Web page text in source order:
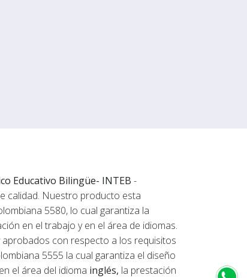
Educativo Bilingüe- INTEB -
calidad. Nuestro producto esta
5580, lo cual garantiza la
en el trabajo y en el área de idiomas.
con respecto a los requisitos
5555 la cual garantiza el diseño
el área del idioma inglés, la prestación